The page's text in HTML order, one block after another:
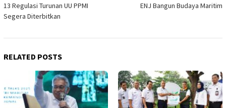
navigation
13 Regulasi Turunan UU PPMI
Segera Diterbitkan
ENJ Bangun Budaya Maritim
RELATED POSTS